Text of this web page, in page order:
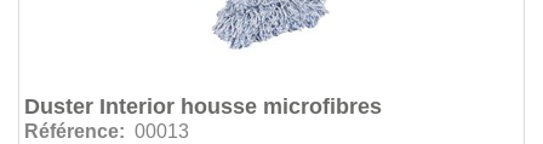
Duster Interior housse microfibres
Référence: 00013